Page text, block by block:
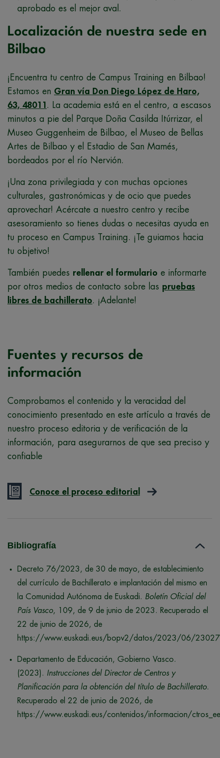
aprobado es el mejor aval.
Localización de nuestra sede en
Bilbao
¡Encuentra tu centro de Campus Training en Bilbao!
Estamos en Gran vía Don Diego López de Haro,
63, 48011 . La academia está en el centro, a escasos
minutos a pie del Parque Doña Casilda Itúrrizar, el
Museo Guggenheim de Bilbao, el Museo de Bellas
Artes de Bilbao y el Estadio de San Mamés,
bordeados por el río Nervión.
¡Una zona privilegiada y con muchas opciones
culturales, gastronómicas y de ocio que puedes
aprovechar! Acércate a nuestro centro y recibe
asesoramiento so tienes dudas o necesitas ayuda en
tu proceso en Campus Training. ¡Te guiamos hacia
tu objetivo!
También puedes rellenar el formulario e informarte
por otros medios de contacto sobre las pruebas
libres de bachillerato. ¡Adelante!
Fuentes y recursos de
información
Comprobamos el contenido y la veracidad del
conocimiento presentado en este artículo a través de
nuestro proceso editoria y de verificación de la
información, para asegurarnos de que sea preciso y
confiable
Conoce el proceso editorial
Bibliografía
Decreto 76/2023, de 30 de mayo, de establecimiento
del currículo de Bachillerato e implantación del mismo en
la Comunidad Autónoma de Euskadi. Boletín Oficial del
País Vasco, 109, de 9 de junio de 2023. Recuperado el
22 de junio de 2026, de
https://www.euskadi.eus/bopv2/datos/2023/06/
Departamento de Educación, Gobierno Vasco.
(2023). Instrucciones del Director de Centros y
Planificación para la obtención del título de Bachillerato.
Recuperado el 22 de junio de 2026, de
https://www.euskadi.eus/contenidos/informacion/